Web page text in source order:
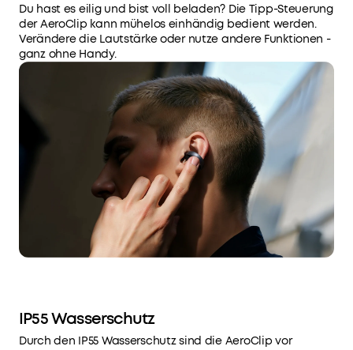
Du hast es eilig und bist voll beladen? Die Tipp-Steuerung
der AeroClip kann mühelos einhändig bedient werden.
Verändere die Lautstärke oder nutze andere Funktionen -
ganz ohne Handy.
IP55 Wasserschutz
Durch den IP55 Wasserschutz sind die AeroClip vor